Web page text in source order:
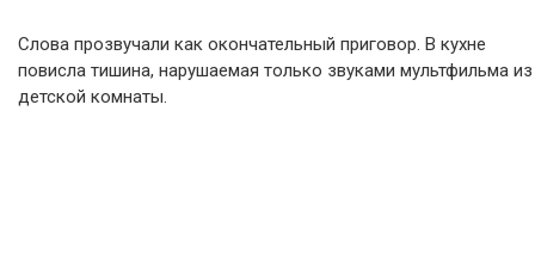
Слова прозвучали как окончательный приговор. В кухне
повисла тишина, нарушаемая только звуками мультфильма из
детской комнаты.